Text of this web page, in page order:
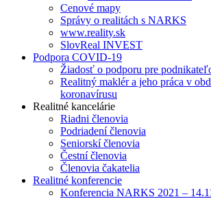
Cenové mapy
Správy o realitách s NARKS
www.reality.sk
SlovReal INVEST
Podpora COVID-19
Žiadosť o podporu pre
Realitný maklér a jeho práca v
koronavírusu
Realitné kancelárie
Riadni členovia
Podriadení členovia
Seniorskí členovia
Čestní členovia
Členovia čakatelia
Realitné konferencie
Konferencia NARKS 2021 –